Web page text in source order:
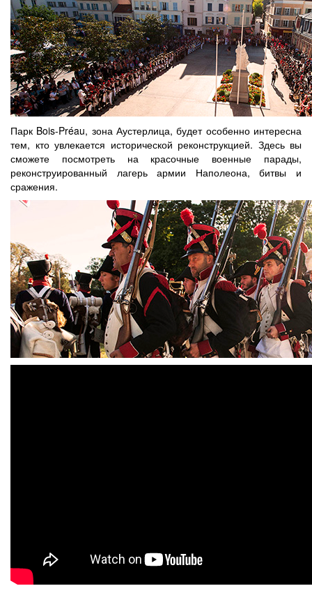
Парк Bois-Préau, зона Аустерлица, будет особенно интересна
тем, кто увлекается исторической реконструкцией. Здесь вы
сможете посмотреть на красочные военные парады,
реконструированный лагерь армии Наполеона, битвы и
сражения.